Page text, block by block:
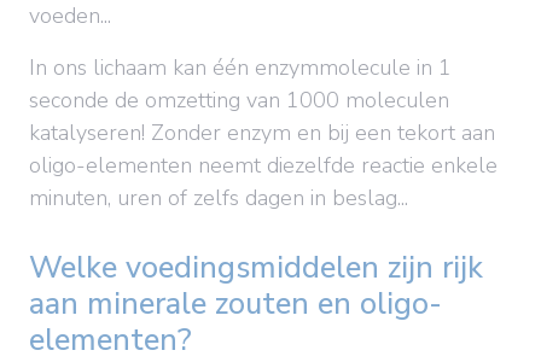
voeden...
In ons lichaam kan één enzymmolecule in 1
seconde de omzetting van 1000 moleculen
katalyseren! Zonder enzym en bij een tekort aan
oligo-elementen neemt diezelfde reactie enkele
minuten, uren of zelfs dagen in beslag...
Welke voedingsmiddelen zijn rijk
aan minerale zouten en oligo-
elementen?